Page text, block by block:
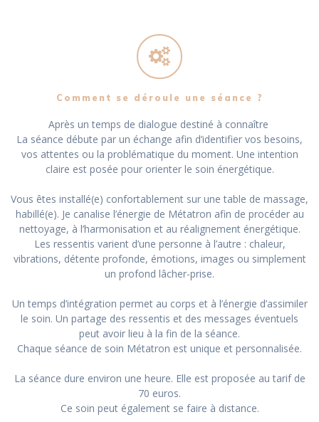
Comment se déroule une séance ?
Après un temps de dialogue destiné à connaître
La séance débute par un échange afin d’identifier vos besoins,
vos attentes ou la problématique du moment. Une intention
claire est posée pour orienter le soin énergétique.
Vous êtes installé(e) confortablement sur une table de massage,
habillé(e). Je canalise l’énergie de Métatron afin de procéder au
nettoyage, à l’harmonisation et au réalignement énergétique.
Les ressentis varient d’une personne à l’autre : chaleur,
vibrations, détente profonde, émotions, images ou simplement
un profond lâcher-prise.
Un temps d’intégration permet au corps et à l’énergie d’assimiler
le soin. Un partage des ressentis et des messages éventuels
peut avoir lieu à la fin de la séance.
Chaque séance de soin Métatron est unique et personnalisée.
La séance dure environ une heure. Elle est proposée au tarif de
70 euros.
Ce soin peut également se faire à distance.